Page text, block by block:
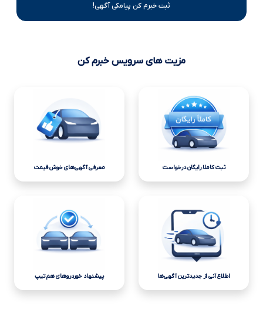
ثبت خبرم کن پیامکی آگهی!
مزیت های سرویس خبرم کن
ثبت کاملا رایگان درخواست معرفی آگهی‌های خوش قیمت
اطلاع آنی از جدیدترین آگهی‌ها پیشنهاد خوردروهای هم تیپ